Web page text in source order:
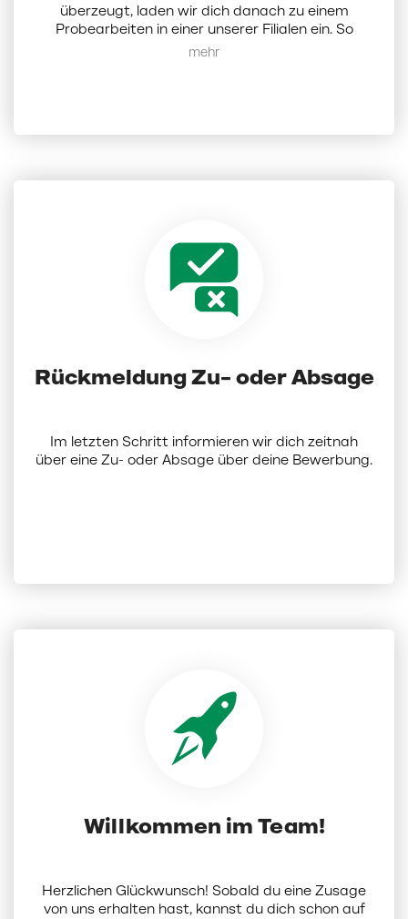
überzeugt, laden wir dich danach zu einem
Probearbeiten in einer unserer Filialen ein. So
erhältst du einen direkten Einblick in deinen
Mehr anzeigen
Rückmeldung Zu- oder Absage
Im letzten Schritt informieren wir dich zeitnah
über eine Zu- oder Absage über deine Bewerbung.
Willkommen im Team!
Herzlichen Glückwunsch! Sobald du eine Zusage
von uns erhalten hast, kannst du dich schon auf